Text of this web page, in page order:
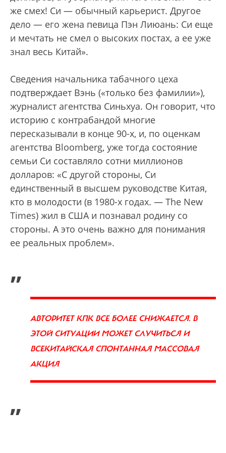
же смех! Си — обычный карьерист. Другое
дело — его жена певица Пэн Лиюань: Си еще
и мечтать не смел о высоких постах, а ее уже
знал весь Китай».
Сведения начальника табачного цеха
подтверждает Вэнь («только без фамилии»),
журналист агентства Синьхуа. Он говорит, что
историю с контрабандой многие
пересказывали в конце 90-х, и, по оценкам
агентства Bloomberg, уже тогда состояние
семьи Си составляло сотни миллионов
долларов: «С другой стороны, Си
единственный в высшем руководстве Китая,
кто в молодости (в 1980-х годах. — The New
Times) жил в США и познавал родину со
стороны. А это очень важно для понимания
ее реальных проблем».
„
АВТОРИТЕТ КПК ВСЕ БОЛЕЕ СНИЖАЕТСЯ. В
ЭТОЙ СИТУАЦИИ МОЖЕТ СЛУЧИТЬСЯ И
ВСЕКИТАЙСКАЯ СПОНТАННАЯ МАССОВАЯ
АКЦИЯ
”